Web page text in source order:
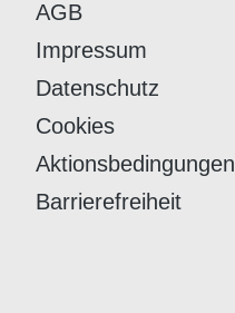
AGB
Impressum
Datenschutz
Cookies
Aktionsbedingungen
Barrierefreiheit